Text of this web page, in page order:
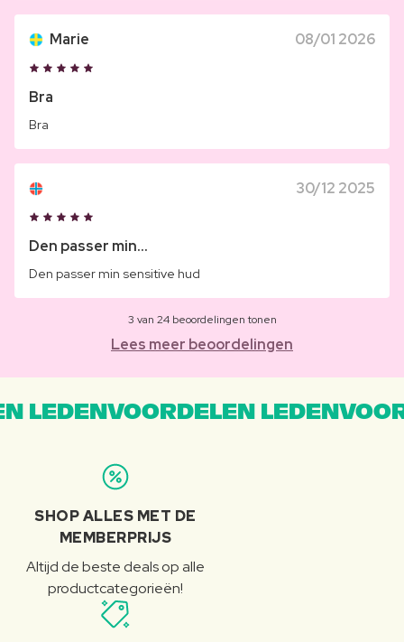
Marie 08/01 2026
Bra
Bra
30/12 2025
Den passer min...
Den passer min sensitive hud
3 van 24 beoordelingen tonen
Lees meer beoordelingen
LEDENVOORDELEN
SHOP ALLES MET DE
MEMBERPRIJS
Altijd de beste deals op alle
productcategorieën!